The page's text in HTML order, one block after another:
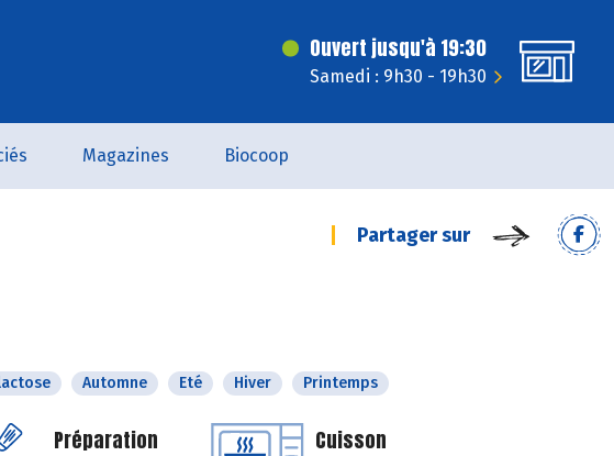
Ouvert jusqu'à 19:30
Samedi : 9h30 - 19h30
Magazines Biocoop
Partager sur
Automne Eté Hiver Printemps
Préparation Cuisson